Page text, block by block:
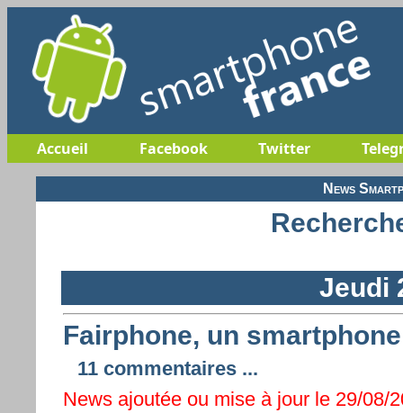
Accueil Facebook Twitter
News
Jeudi
Fairphone, un
11 commentaires ...
News ajoutée ou mise à jour le 29/08/